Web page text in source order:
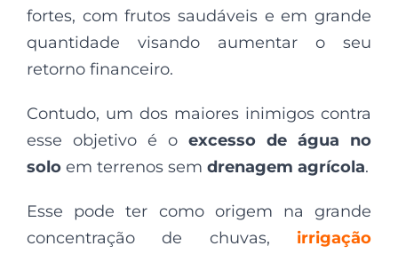
fortes, com frutos saudáveis e em grande
quantidade visando aumentar o seu
retorno financeiro.
Contudo, um dos maiores inimigos contra
esse objetivo é o excesso de água no
solo em terrenos sem drenagem agrícola.
Esse pode ter como origem na grande
concentração de chuvas, irrigação